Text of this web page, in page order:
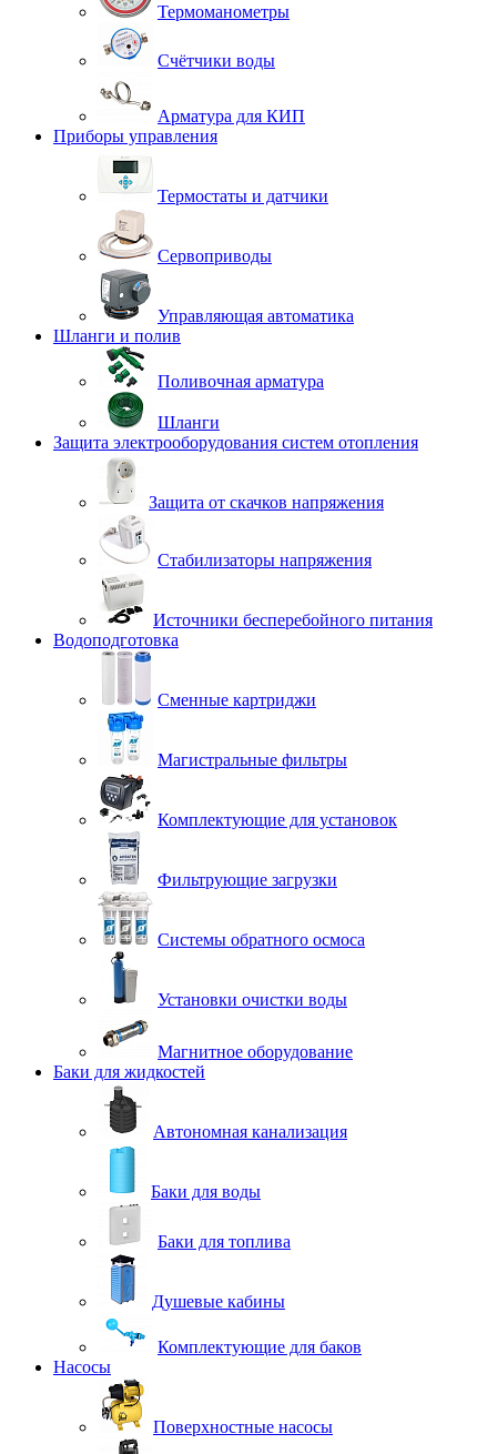
Термоманометры
Счётчики воды
Арматура для КИП
Приборы управления
Термостаты и датчики
Сервоприводы
Управляющая автоматика
Шланги и полив
Поливочная арматура
Шланги
Защита электрооборудования систем отопления
Защита от скачков напряжения
Стабилизаторы напряжения
Источники бесперебойного питания
Водоподготовка
Сменные картриджи
Магистральные фильтры
Комплектующие для установок
Фильтрующие загрузки
Системы обратного осмоса
Установки очистки воды
Магнитное оборудование
Баки для жидкостей
Автономная канализация
Баки для воды
Баки для топлива
Душевые кабины
Комплектующие для баков
Насосы
Поверхностные насосы